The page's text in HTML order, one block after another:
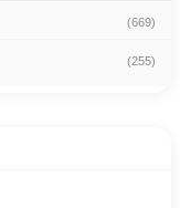
(669)
(255)